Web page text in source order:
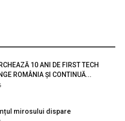
10 ANI DE FIRST TECH
ROMÂNIA ȘI CONTINUĂ...
mirosului dispare